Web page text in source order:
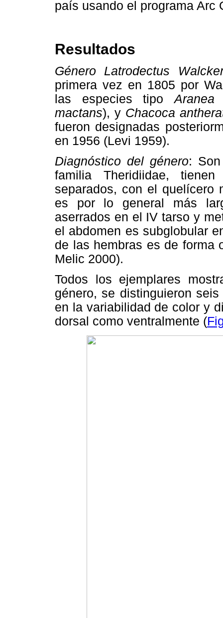
país usando el programa Arc
Resultados
Género Latrodectus
primera vez en 1805 por
las especies tipo
mactans), y Chacoca
fueron designadas
en 1956 (Levi 1959).
Diagnóstico del género:
familia Theridiidae,
separados, con el quelícero
es por lo general más
aserrados en el IV tarso y
el abdomen es subglobular
de las hembras es de forma
Melic 2000).
Todos los ejemplares
género, se distinguieron
en la variabilidad de color y
dorsal como ventralmente (